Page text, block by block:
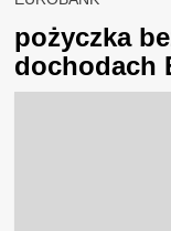
pożyczka
dochodach